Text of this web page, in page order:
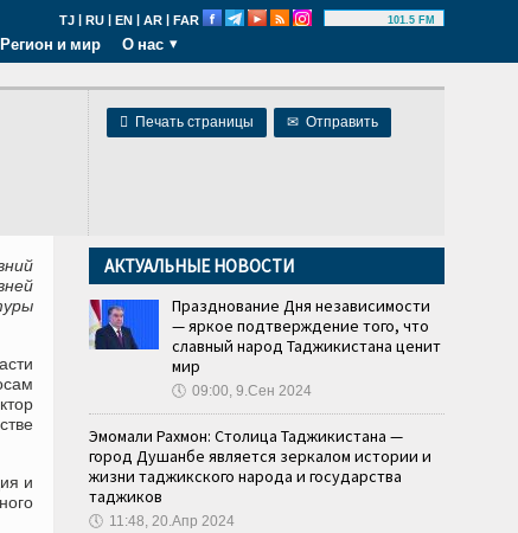
TJ | RU | EN | AR | FAR 101.5 FM
Регион и мир О нас
 Печать страницы ✉ Отправить
и
АКТУАЛЬНЫЕ НОВОСТИ
Празднование Дня независимости
— яркое подтверждение того, что
славный народ Таджикистана ценит
мир
🕔 09:00, 9.Сен 2024
Эмомали Рахмон: Столица Таджикистана —
город Душанбе является зеркалом истории и
жизни таджикского народа и государства
таджиков
🕔 11:48, 20.Апр 2024